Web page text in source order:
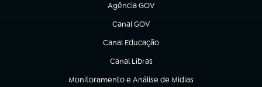
Agência GOV
(abre em nova aba)
Canal GOV
(abre em nova aba)
Canal Educação
(abre em nova aba)
Canal Libras
(abre em nova aba)
Monitoramento e Análise de Mídias
(abre em nova aba)